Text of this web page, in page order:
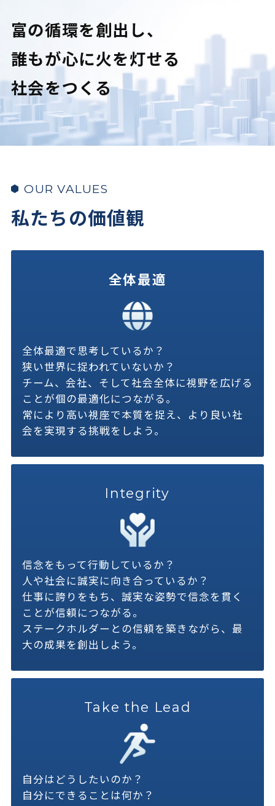
富の循環を創出し、
誰もが心に火を灯せる
社会をつくる
OUR VALUES
私たちの価値観
全体最適
全体最適で思考しているか？
狭い世界に捉われていないか？
チーム、会社、そして社会全体に視野を広げる
ことが個の最適化につながる。
常により高い視座で本質を捉え、より良い社
会を実現する挑戦をしよう。
Integrity
信念をもって行動しているか？
人や社会に誠実に向き合っているか？
仕事に誇りをもち、誠実な姿勢で信念を貫く
ことが信頼につながる。
ステークホルダーとの信頼を築きながら、最
大の成果を創出しよう。
Take the Lead
自分はどうしたいのか？
自分にできることは何か？